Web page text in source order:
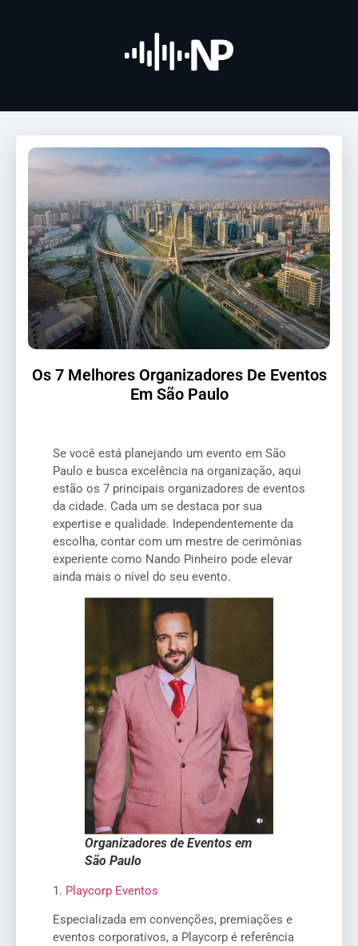
Os 7 Melhores Organizadores De Eventos
Em São Paulo
Se você está planejando um evento em São
Paulo e busca excelência na organização, aqui
estão os 7 principais organizadores de eventos
da cidade. Cada um se destaca por sua
expertise e qualidade. Independentemente da
escolha, contar com um mestre de cerimônias
experiente como Nando Pinheiro pode elevar
ainda mais o nível do seu evento.
Organizadores de Eventos em
São Paulo
1. Playcorp Eventos
Especializada em convenções, premiações e
eventos corporativos, a Playcorp é referência